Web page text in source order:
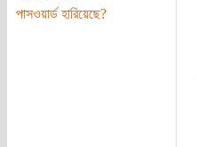
পাসওয়ার্ড হারিয়েছে?